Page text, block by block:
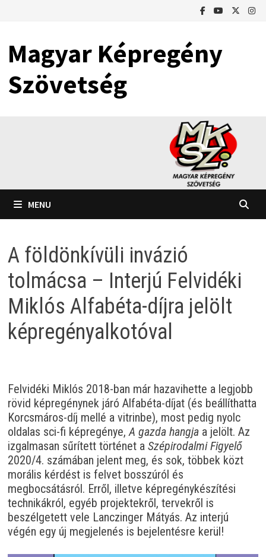
Magyar Képregény
Szövetség
MENU
A földönkívüli invázió
tolmácsa – Interjú Felvidéki
Miklós Alfabéta-díjra jelölt
képregényalkotóval
Felvidéki Miklós 2018-ban már hazavihette a legjobb
rövid képregénynek járó Alfabéta-díjat (és beállíthatta
Korcsmáros-díj mellé a vitrinbe), most pedig nyolc
oldalas sci-fi képregénye,A gazda hangja a jelölt. Az
izgalmasan sűrített történet a Szépirodalmi Figyelő
2020/4. számában jelent meg, és sok, többek közt
morális kérdést is felvet bosszúról és
megbocsátásról. Erről, illetve képregénykészítési
technikákról, egyéb projektekről, tervekről is
beszélgetett vele Lanczinger Mátyás. Az interjú
végén egy új megjelenés is bejelentésre kerül!